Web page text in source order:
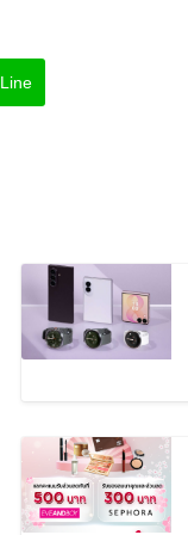
Line